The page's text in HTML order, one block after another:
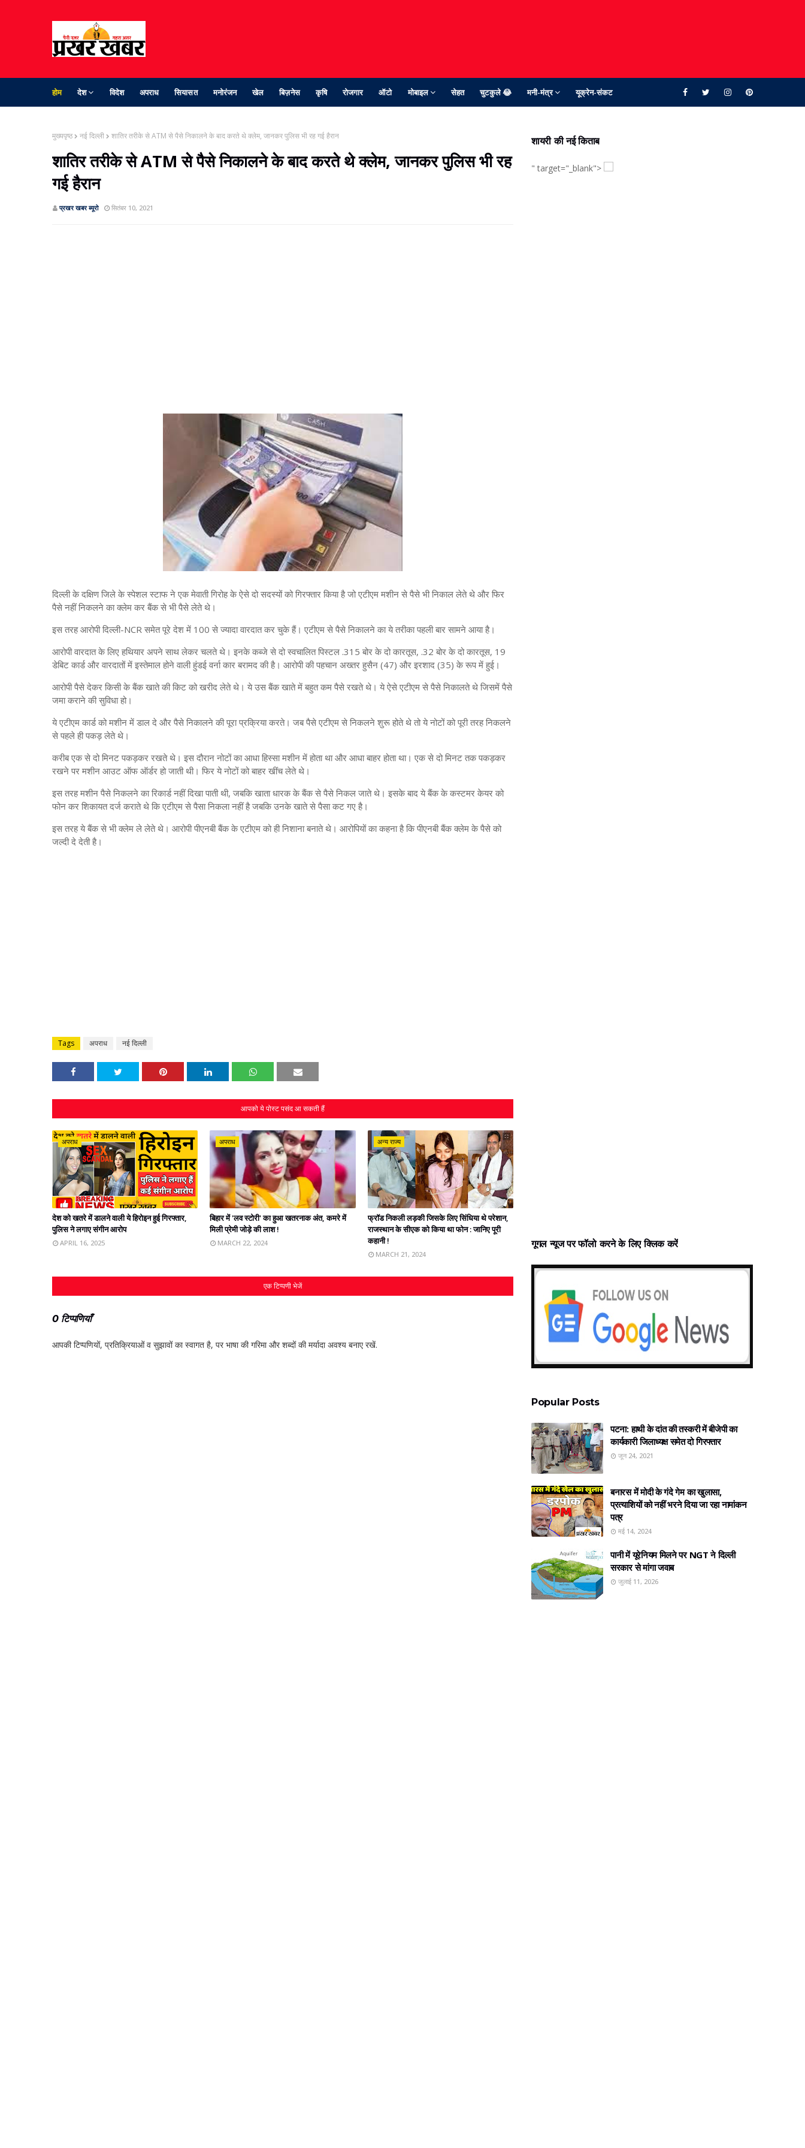
होम देश विदेश अपराध सियासत मनोरंजन खेल बिज़नेस कृषि रोजगार ऑटो मोबाइल सेहत चुटकुले 😂 मनी-मंत्र यूक्रेन-संकट
मुख्यपृष्ठ नई दिल्ली शातिर तरीके से ATM से पैसे निकालने के बाद करते थे क्लेम, जानकर पुलिस भी रह गई हैरान
शातिर तरीके से ATM से पैसे निकालने के बाद करते थे क्लेम, जानकर पुलिस भी रह
गई हैरान
प्रखर खबर ब्‍यूरो सितंबर 10, 2021
दिल्ली के दक्षिण जिले के स्पेशल स्टाफ ने एक मेवाती गिरोह के ऐसे दो सदस्यों को गिरफ्तार किया है जो एटीएम मशीन से पैसे भी निकाल लेते थे और फिर
पैसे नहीं निकलने का क्लेम कर बैंक से भी पैसे लेते थे।
इस तरह आरोपी दिल्ली-NCR समेत पूरे देश में 100 से ज्यादा वारदात कर चुके हैं। एटीएम से पैसे निकालने का ये तरीका पहली बार सामने आया है।
आरोपी वारदात के लिए हथियार अपने साथ लेकर चलते थे। इनके कब्जे से दो स्वचालित पिस्टल .315 बोर के दो कारतूस, .32 बोर के दो कारतूस, 19
डेबिट कार्ड और वारदातों में इस्तेमाल होने वाली हुंडई वर्ना कार बरामद की है। आरोपी की पहचान अख्तर हुसैन (47) और इरशाद (35) के रूप में हुई।
आरोपी पैसे देकर किसी के बैंक खाते की किट को खरीद लेते थे। ये उस बैंक खाते में बहुत कम पैसे रखते थे। ये ऐसे एटीएम से पैसे निकालते थे जिसमें पैसे
जमा कराने की सुविधा हो।
ये एटीएम कार्ड को मशीन में डाल दे और पैसे निकालने की पूरा प्रक्रिया करते। जब पैसे एटीएम से निकलने शुरू होते थे तो ये नोटों को पूरी तरह निकलने
से पहले ही पकड़ लेते थे।
करीब एक से दो मिनट पकड़कर रखते थे। इस दौरान नोटों का आधा हिस्सा मशीन में होता था और आधा बाहर होता था। एक से दो मिनट तक पकड़कर
रखने पर मशीन आउट ऑफ ऑर्डर हो जाती थी। फिर ये नोटों को बाहर खींच लेते थे।
इस तरह मशीन पैसे निकलने का रिकार्ड नहीं दिखा पाती थी, जबकि खाता धारक के बैंक से पैसे निकल जाते थे। इसके बाद ये बैंक के कस्टमर केयर को
फोन कर शिकायत दर्ज कराते थे कि एटीएम से पैसा निकला नहीं है जबकि उनके खाते से पैसा कट गए है।
इस तरह ये बैंक से भी क्लेम ले लेते थे। आरोपी पीएनबी बैंक के एटीएम को ही निशाना बनाते थे। आरोपियों का कहना है कि पीएनबी बैंक क्लेम के पैसे को
जल्दी दे देती है।
Tags अपराध नई दिल्ली
आपको ये पोस्ट पसंद आ सकती हैं
अपराध
देश को खतरे में डालने वाली ये हिरोइन हुई गिरफ्तार,
पुलिस ने लगाए संगीन आरोप
APRIL 16, 2025
अपराध
बिहार में 'लव स्टोरी' का हुआ खतरनाक अंत, कमरे में
मिली प्रेमी जोड़े की लाश !
MARCH 22, 2024
अन्य राज्य
फ्रॉड निकली लड़की जिसके लिए सिंधिया थे परेशान,
राजस्‍थान के सीएक को किया था फोन : जानिए पूरी
कहानी !
MARCH 21, 2024
एक टिप्पणी भेजें
0 टिप्पणियाँ
आपकी टिप्‍पणियों, प्रतिक्रियाओं व सुझावों का स्‍वागत है, पर भाषा की गरिमा और शब्‍दों की मर्यादा अवश्‍य बनाए रखें.
शायरी की नई किताब
" target="_blank">
गूगल न्‍यूज पर फॉलो करने के लिए क्लिक करें
Popular Posts
पटना: हाथी के दांत की तस्करी में बीजेपी का
कार्यकारी जिलाध्यक्ष समेत दो गिरफ्तार
जून 24, 2021
बनारस में मोदी के गंदे गेम का खुलासा,
प्रत्‍याशियों को नहीं भरने दिया जा रहा नामांकन
पत्र
मई 14, 2024
पानी में यूरेनियम मिलने पर NGT ने दिल्ली
सरकार से मांगा जवाब
जुलाई 11, 2026